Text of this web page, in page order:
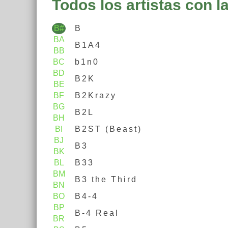
Todos los artistas con
B#
BA
BB
BC
BD
BE
BF
BG
BH
BI
BJ
BK
BL
BM
BN
BO
BP
BR
B
B1A4
b1n0
B2K
B2Krazy
B2L
B2ST (Beast)
B3
B33
B3 the Third
B4-4
B-4 Real